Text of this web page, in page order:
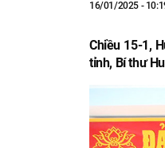
16/01/2025 -
Chiều 15-1,
tỉnh, Bí thư